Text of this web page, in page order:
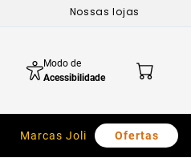
Nossas lojas
Modo de
Acessibilidade
Marcas Joli Ofertas